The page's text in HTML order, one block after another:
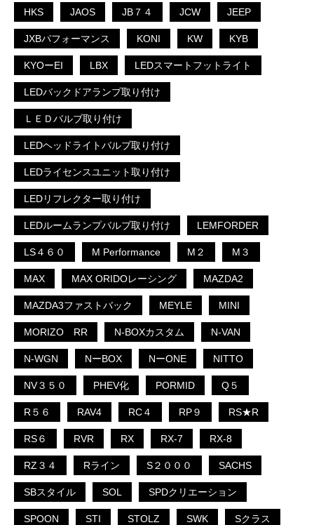
HKS JAOS JB７４ JCW JEEP
JXBパフォーマンス KONI KW KYB
KYOーEI LBX LEDスマートフットライト
LEDバックドアランプ取り付け
ＬＥＤバルブ取り付け
LEDヘッドライトバルブ取り付け
LEDライセンスユニット取り付け
LEDリフレクター取り付け
LEDルームランプバルブ取り付け LEMFORDER
LS４６０ M Performance M２ M３
MAX MAX ORIDOレーシング MAZDA2
MAZDA3ファストバック MEYLE MINI
MORIZO RR N-BOXカスタム N-VAN
N-WGN NーBOX NーONE NITTO
NV３５０ PHEV化 PORMID Q５
R５６ RAV4 RC４ RP９ RS★R
RS６ RVR RX RX-7 RX-8
RZ３４ Rライン S２０００ SACHS
SBスタイル SOL SPDクリエーション
SPOON STI STOLZ SWK Sクラス